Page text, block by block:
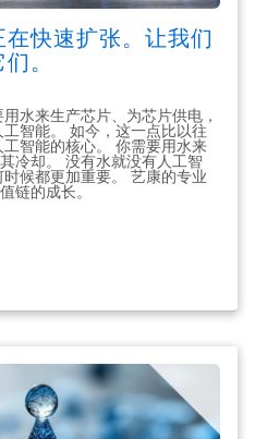
快速扩张。让我们
。
水来生产芯片、为芯片供电，
智能。 如今，这一点比以往
智能的核心。 你需要用水来
冷却。 没有水就没有人工智
候都更加重要。 艺康的专业
链的成长。